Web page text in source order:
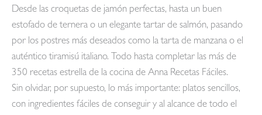
Desde las croquetas de jamón perfectas, hasta un buen
estofado de ternera o un elegante tartar de salmón, pasando
por los postres más deseados como la tarta de manzana o el
auténtico tiramisú italiano. Todo hasta completar las más de
350 recetas estrella de la cocina de Anna Recetas Fáciles.
Sin olvidar, por supuesto, lo más importante: platos sencillos,
con ingredientes fáciles de conseguir y al alcance de todo el